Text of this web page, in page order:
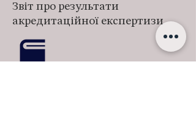
Звіт про результати
акредитаційної експертизи